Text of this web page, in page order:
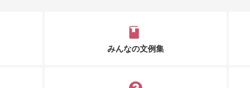
みんなの文例集